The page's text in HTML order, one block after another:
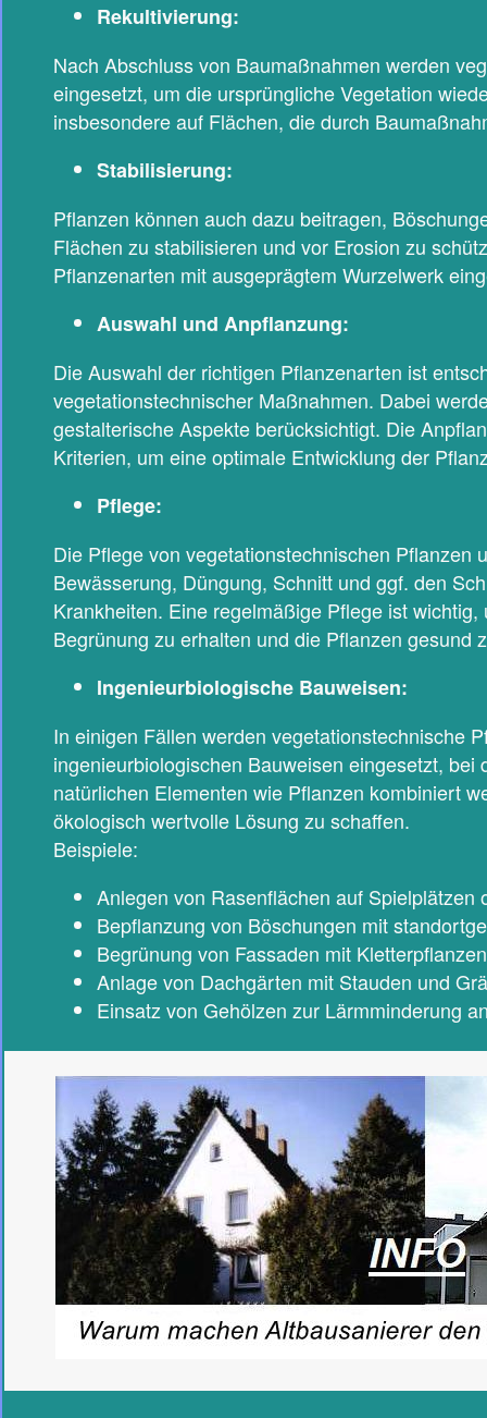
Rekultivierung:
Nach Abschluss von Baumaßnahmen werden
eingesetzt, um die ursprüngliche Vegetation
insbesondere auf Flächen, die durch
Stabilisierung:
Pflanzen können auch dazu beitragen,
Flächen zu stabilisieren und vor Erosion zu
Pflanzenarten mit ausgeprägtem Wurzelwerk
Auswahl und Anpflanzung:
Die Auswahl der richtigen Pflanzenarten ist
vegetationstechnischer Maßnahmen. Dabei
gestalterische Aspekte berücksichtigt. Die
Kriterien, um eine optimale Entwicklung der
Pflege:
Die Pflege von vegetationstechnischen Pflanzen
Bewässerung, Düngung, Schnitt und ggf. den
Krankheiten. Eine regelmäßige Pflege ist
Begrünung zu erhalten und die Pflanzen gesund
Ingenieurbiologische Bauweisen:
In einigen Fällen werden vegetationstechnische
ingenieurbiologischen Bauweisen eingesetzt,
natürlichen Elementen wie Pflanzen kombiniert
ökologisch wertvolle Lösung zu schaffen.
Beispiele:
Anlegen von Rasenflächen auf Spielplätzen
Bepflanzung von Böschungen mit
Begrünung von Fassaden mit Kletterpflanzen
Anlage von Dachgärten mit Stauden und
Einsatz von Gehölzen zur Lärmminderung